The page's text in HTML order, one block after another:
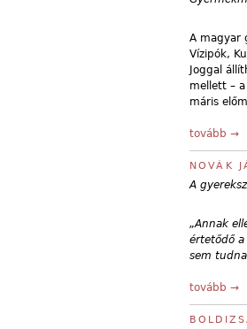
A magyar
Vízipók,
Joggal
mellett –
máris
tovább →
NOVÁK
A
„Annak
értetődő a
sem
tovább →